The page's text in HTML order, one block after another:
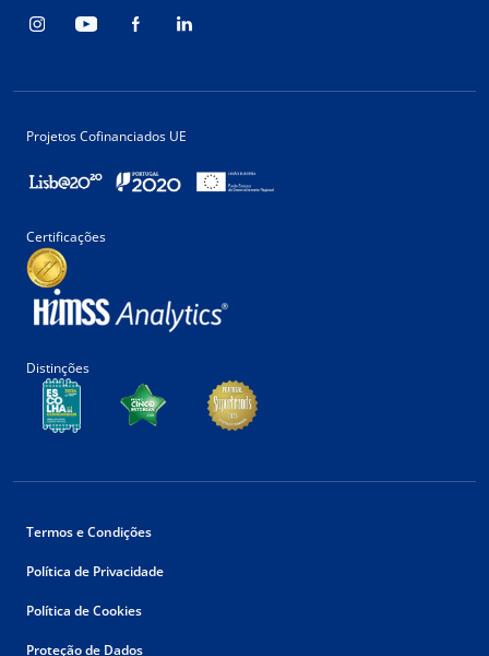
Projetos Cofinanciados UE
Certificações
Distinções
Termos e Condições
Política de Privacidade
Política de Cookies
Proteção de Dados